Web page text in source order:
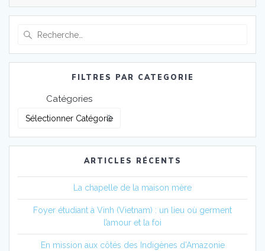
:
FILTRES PAR CATEGORIE
Catégories
ARTICLES RÉCENTS
La chapelle de la maison mère
Foyer étudiant à Vinh (Vietnam) : un lieu où germent
l’amour et la foi
En mission aux côtés des Indigènes d’Amazonie